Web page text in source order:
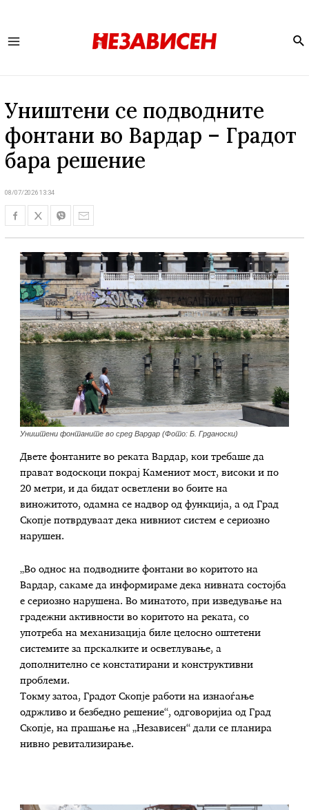
Уништени се подводните
фонтани во Вардар – Градот
бара решение
08/07/2026 13:34
Уништени фонтаните во сред Вардар (Фото: Б. Грданоски)
Двете фонтаните во реката Вардар, кои требаше да
прават водоскоци покрај Камениот мост, високи и по
20 метри, и да бидат осветлени во боите на
виножитото, одамна се надвор од функција, а од Град
Скопје потврдуваат дека нивниот систем е сериозно
нарушен.
„Во однос на подводните фонтани во коритото на
Вардар, сакаме да информираме дека нивната состојба
е сериозно нарушена. Во минатото, при изведување на
градежни активности во коритото на реката, со
употреба на механизација биле целосно оштетени
системите за прскалките и осветлување, а
дополнително се констатирани и конструктивни
проблеми.
Токму затоа, Градот Скопје работи на изнаоѓање
одржливо и безбедно решение“, одговоријиа од Град
Скопје, на прашање на „Независен“ дали се планира
нивно ревитализирање.